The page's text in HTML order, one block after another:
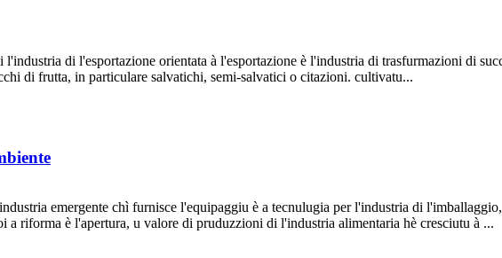
di l'esportazione orientata à l'esportazione è l'industria di trasfurmazioni di
di frutta, in particulare salvatichi, semi-salvatici o citazioni. cultivatu...
emergente chì furnisce l'equipaggiu è a tecnulugia per l'industria di
a riforma è l'apertura, u valore di pruduzzioni di l'industria alimentaria hè cresciutu à ...